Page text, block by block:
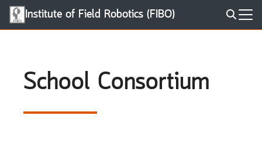
Skip
Institute of Field Robotics (FIBO)
School Consortium